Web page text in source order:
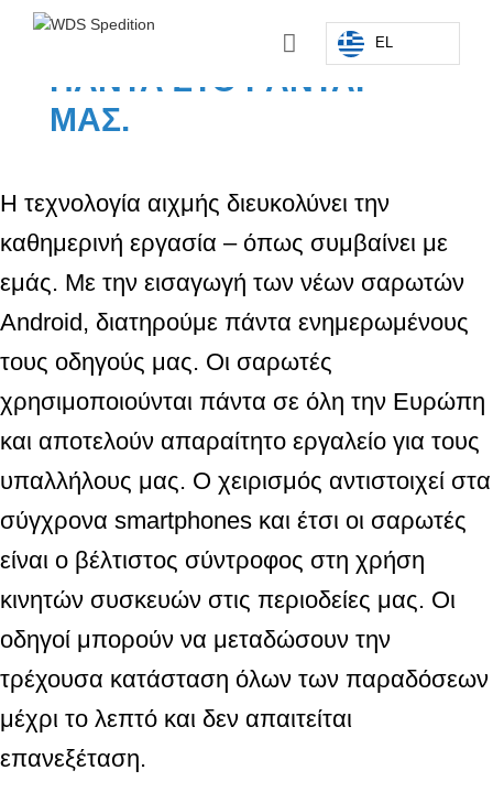
EL
ΈΧΟΥΜΕ ΠΆΝΤΑ ΤΑ
ΠΆΝΤΑ ΣΤΟ ΡΑΝΤΆΡ
ΜΑΣ.
Η τεχνολογία αιχμής διευκολύνει την
καθημερινή εργασία – όπως συμβαίνει με
εμάς. Με την εισαγωγή των νέων σαρωτών
Android, διατηρούμε πάντα ενημερωμένους
τους οδηγούς μας. Οι σαρωτές
χρησιμοποιούνται πάντα σε όλη την Ευρώπη
και αποτελούν απαραίτητο εργαλείο για τους
υπαλλήλους μας. Ο χειρισμός αντιστοιχεί στα
σύγχρονα smartphones και έτσι οι σαρωτές
είναι ο βέλτιστος σύντροφος στη χρήση
κινητών συσκευών στις περιοδείες μας. Οι
οδηγοί μπορούν να μεταδώσουν την
τρέχουσα κατάσταση όλων των παραδόσεων
μέχρι το λεπτό και δεν απαιτείται
επανεξέταση.